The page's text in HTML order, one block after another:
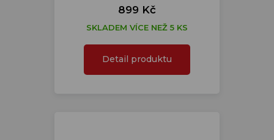
899 Kč
SKLADEM VÍCE NEŽ 5 KS
Detail produktu